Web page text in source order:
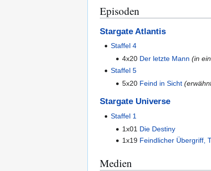
Episoden
Stargate Atlantis
Staffel 4
4x20 Der letzte Mann (in
Staffel 5
5x20 Feind in Sicht
Stargate Universe
Staffel 1
1x01 Die Destiny
1x19 Feindlicher Übergriff,
Medien